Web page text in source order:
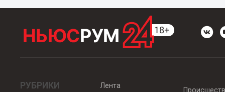
РУБРИКИ Лента